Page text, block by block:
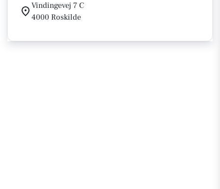
Vindingevej 7 C
4000 Roskilde